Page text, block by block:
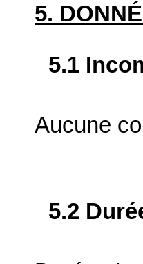
5.
5.1
Aucune
5.2